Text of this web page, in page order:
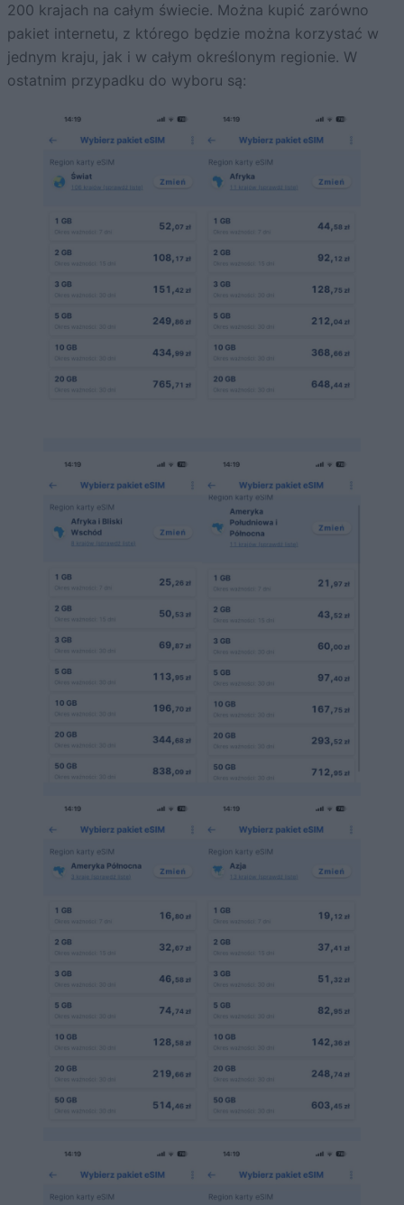
200 krajach na całym świecie. Można kupić zarówno
pakiet internetu, z którego będzie można korzystać w
jednym kraju, jak i w całym określonym regionie. W
ostatnim przypadku do wyboru są: